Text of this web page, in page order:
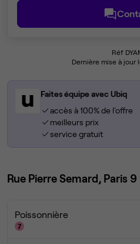
Réf
Dernière mise à jour
Faites équipe avec Ubiq
accès à 100% de l'offre
meilleurs prix
service gratuit
Rue Pierre Semard, Paris 9
Poissonnière